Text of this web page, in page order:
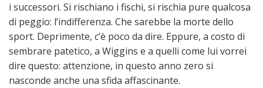
i successori. Si rischiano i fischi, si rischia pure qualcosa
di peggio: l’indifferenza. Che sarebbe la morte dello
sport. Deprimente, c’è poco da dire. Eppure, a costo di
sembrare patetico, a Wiggins e a quelli come lui vorrei
dire questo: at­tenzione, in questo anno zero si
nasconde anche una sfida affascinante.